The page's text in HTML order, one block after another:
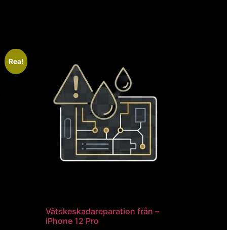
Rea!
Vätskeskadareparation från –
iPhone 12 Pro